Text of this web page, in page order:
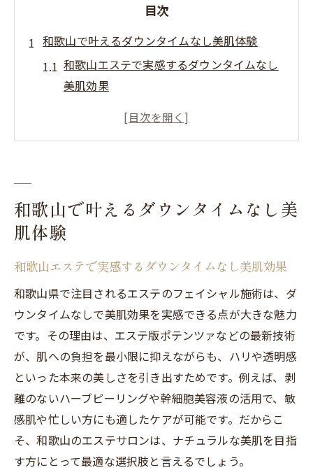
目次
和歌山で叶えるダウンタイムなし美肌体験
和歌山エステで実感するダウンタイムなし
美肌効果
フェイシャルエステで叶う自然な肌の変化
エステ初心者も安心の和歌山フェイシャル
体験
美肌維持に役立つエステ通いのメリット
エステ版ポテンツァ効果で理想の素肌へ
ダウンタイムなしエステ版ポテンツァの特
徴解説
エステで実現する理想の素肌ケアポイント
和歌山エステで話題のポテンツァ技術とは
エステ版ポテンツァ効果の持続性と実感
美肌を目指す方のための施術選びガイド
フェイシャル施術後の肌変化と日常ケア法
自然な仕上がりを望む方に最適なフェイシャル
和歌山で叶えるダウンタイムなし美
肌体験
和歌山エステで実感するダウンタイムなし美肌効果
和歌山県で注目されるエステのフェイシャル施術は、ダ
ウンタイムなしで美肌効果を実感できる点が大きな魅力
です。その理由は、エステ版ポテンツァなどの最新技術
が、肌への負担を最小限に抑えながらも、ハリや透明感
といった本来の美しさを引き出すためです。例えば、剥
離のないハーブピーリングや幹細胞美容液の活用で、敏
感肌や忙しい方にも適したケアが可能です。だからこ
そ、和歌山のエステサロンは、ナチュラルな美肌を目指
す方にとって最適な選択肢と言えるでしょう。